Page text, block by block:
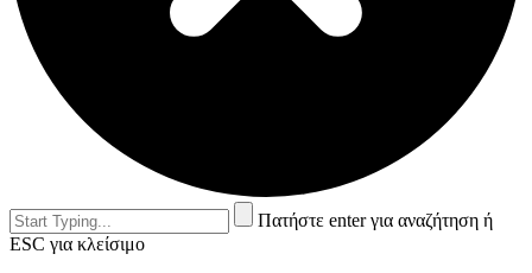
Πατήστε enter για αναζήτηση ή
ESC για κλείσιμο